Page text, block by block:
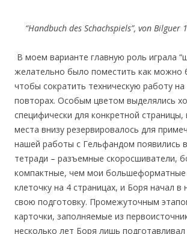
“Handbuch des Schachspiels”, von Bilguer
В моем варианте главную роль играла
желательно было поместить как можно
чтобы сократить техническую работу
повторах. Особым цветом выделялись
специфически для конкретной страницы,
места внизу резервировалось для
нашей работы с Гельфандом появились
тетради – разъемные скоросшиватели,
компактные, чем мои большеформатные
клеточку на 4 страницах, и Боря начал в
свою подготовку. Промежуточным
карточки, заполняемые из
несколько лет Боря лишь подготавливал